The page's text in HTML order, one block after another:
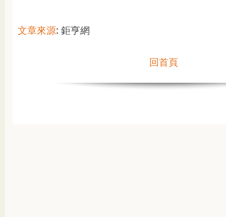
文章來源: 鉅亨網
回首頁